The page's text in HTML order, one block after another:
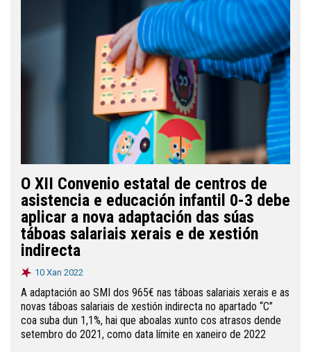
O XII Convenio estatal de centros de
asistencia e educación infantil 0-3 debe
aplicar a nova adaptación das súas
táboas salariais xerais e de xestión
indirecta
10 Xan 2022
A adaptación ao SMI dos 965€ nas táboas salariais xerais e as
novas táboas salariais de xestión indirecta no apartado “C”
coa suba dun 1,1%, hai que aboalas xunto cos atrasos dende
setembro do 2021, como data límite en xaneiro de 2022